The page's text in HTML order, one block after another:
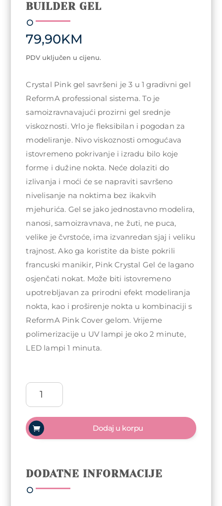
BUILDER GEL
79,90KM
PDV uključen u cijenu.
Crystal Pink gel savršeni je 3 u 1 gradivni gel
ReformA professional sistema. To je
samoizravnavajući prozirni gel srednje
viskoznosti. Vrlo je fleksibilan i pogodan za
modeliranje. Nivo viskoznosti omogućava
istovremeno pokrivanje i izradu bilo koje
forme i dužine nokta. Neće dolaziti do
izlivanja i moći će se napraviti savršeno
nivelisanje na noktima bez ikakvih
mjehurića. Gel se jako jednostavno modelira,
nanosi, samoizravnava, ne žuti, ne puca,
velike je čvrstoće, ima izvanredan sjaj i veliku
trajnost. Ako ga koristite da biste pokrili
francuski manikir, Pink Crystal Gel će lagano
osjenčati nokat. Može biti istovremeno
upotrebljavan za prirodni efekt modeliranja
nokta, kao i proširenje nokta u kombinaciji s
ReformA Pink Cover gelom. Vrijeme
polimerizacije u UV lampi je oko 2 minute,
LED lampi 1 minuta.
ReformA
Crystal
Pink
builder
gel
količina
Dodaj u korpu
DODATNE INFORMACIJE